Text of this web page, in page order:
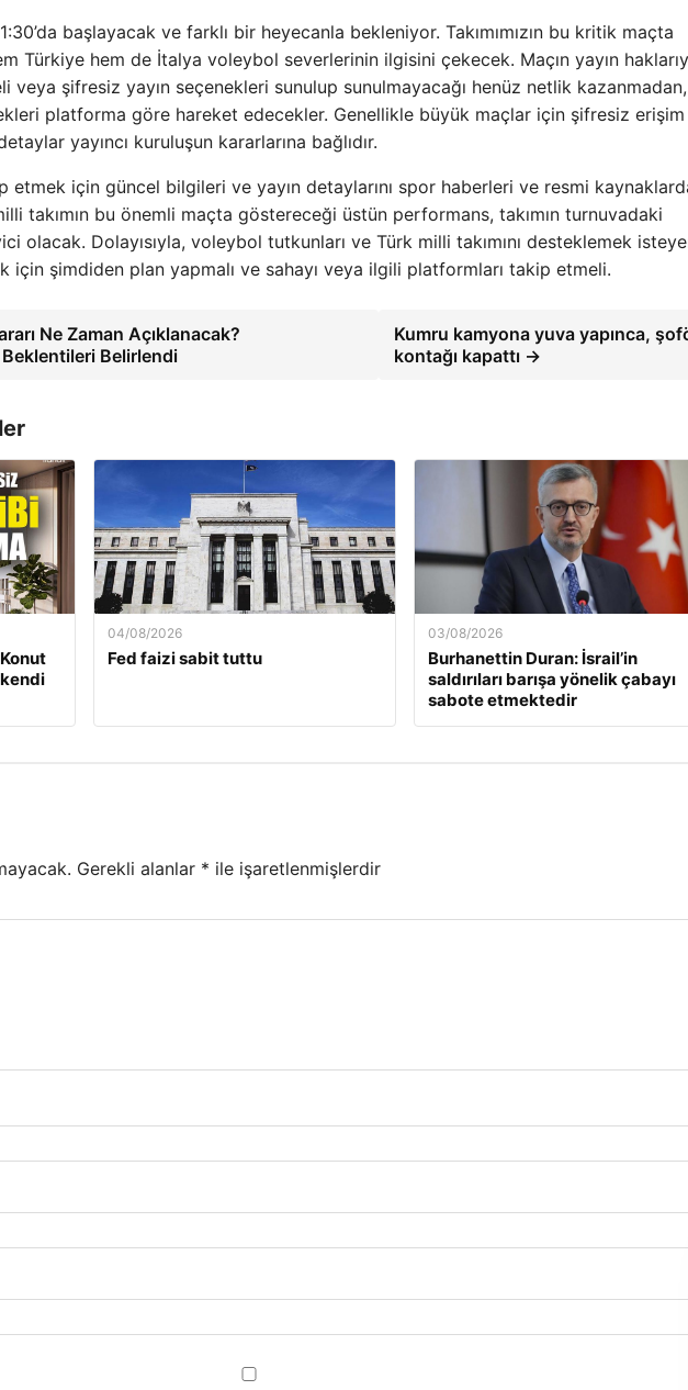
başlayacak ve farklı bir heyecanla bekleniyor. Takımımızın bu kritik maçta
Türkiye hem de İtalya voleybol severlerinin ilgisini çekecek. Maçın yayın
şifresiz yayın seçenekleri sunulup sunulmayacağı henüz netlik kazanmadan,
platforma göre hareket edecekler. Genellikle büyük maçlar için şifresiz erişim
yayıncı kuruluşun kararlarına bağlıdır.
etmek için güncel bilgileri ve yayın detaylarını spor haberleri ve resmi
takımın bu önemli maçta göstereceği üstün performans, takımın turnuvadaki
olacak. Dolayısıyla, voleybol tutkunları ve Türk milli takımını desteklemek
için şimdiden plan yapmalı ve sahayı veya ilgili platformları takip etmeli.
Ne Zaman Açıklanacak?
Belirlendi
Kumru kamyona yuva yapınca,
kontağı kapattı →
04/08/2026
Fed faizi sabit tuttu
03/08/2026
Burhanettin Duran: İsrail’in
saldırıları barışa yönelik çabayı
sabote etmektedir
Gerekli alanlar * ile işaretlenmişlerdir